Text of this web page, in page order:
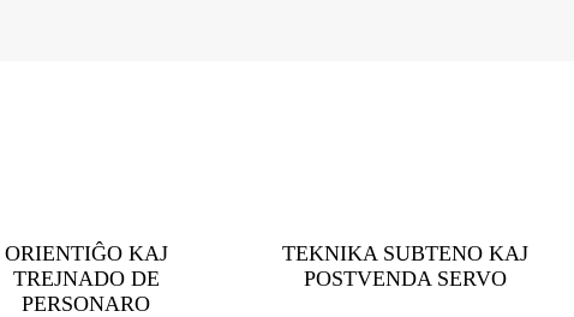
ORIENTIĜO KAJ
TREJNADO DE
PERSONARO
TEKNIKA SUBTENO KAJ
POSTVENDA SERVO